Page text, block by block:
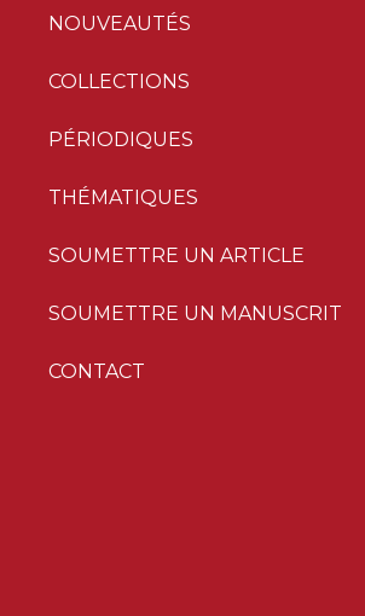
NOUVEAUTÉS
COLLECTIONS
PÉRIODIQUES
THÉMATIQUES
SOUMETTRE UN ARTICLE
SOUMETTRE UN MANUSCRIT
CONTACT